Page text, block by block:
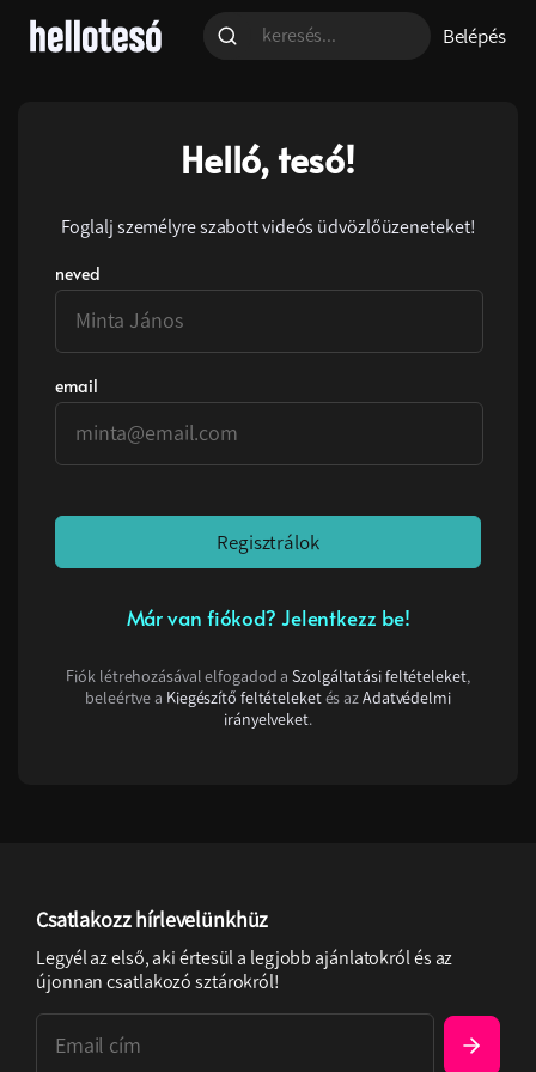
Belépés
Helló, tesó!
Foglalj személyre szabott videós üdvözlőüzeneteket!
neved
email
Regisztrálok
Már van fiókod? Jelentkezz be!
Fiók létrehozásával elfogadod aSzolgáltatási feltételeket,
beleértve a Kiegészítő feltételeketés azAdatvédelmi
irányelveket.
Csatlakozz hírlevelünkhüz
Legyél az első, aki értesül a legjobb ajánlatokról és az
újonnan csatlakozó sztárokról!